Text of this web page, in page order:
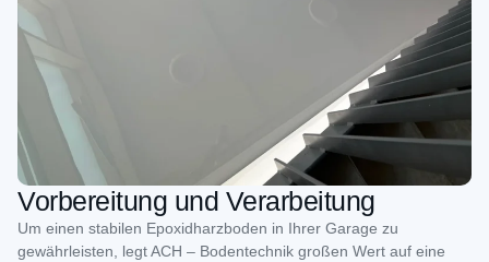
Vorbereitung und Verarbeitung
Um einen stabilen Epoxidharzboden in Ihrer Garage zu
gewährleisten, legt ACH – Bodentechnik großen Wert auf eine